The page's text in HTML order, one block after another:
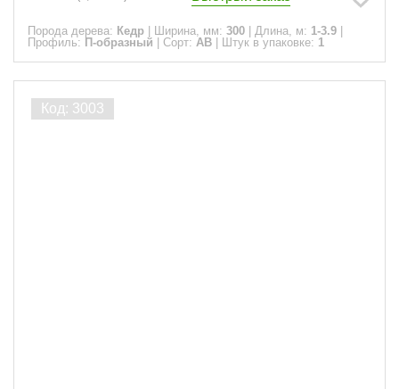
Порода дерева: Кедр Ширина, мм: 300 Длина, м: 1-3.9
Профиль: П-образный Сорт: АВ Штук в упаковке: 1